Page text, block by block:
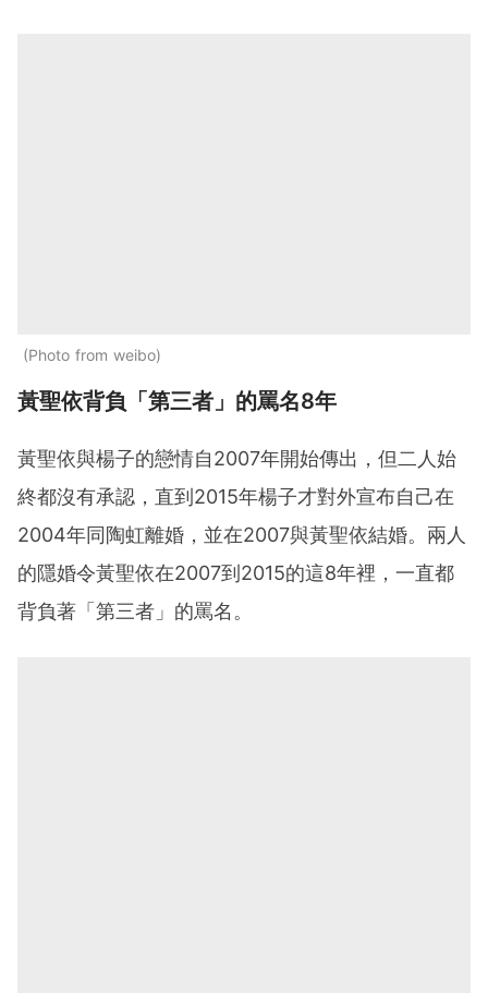
Photo from weibo
黃聖依背負「第三者」的罵名8年
黃聖依與楊子的戀情自2007年開始傳出，但二人始
終都沒有承認，直到2015年楊子才對外宣布自己在
2004年同陶虹離婚，並在2007與黃聖依結婚。兩人
的隱婚令黃聖依在2007到2015的這8年裡，一直都
背負著「第三者」的罵名。